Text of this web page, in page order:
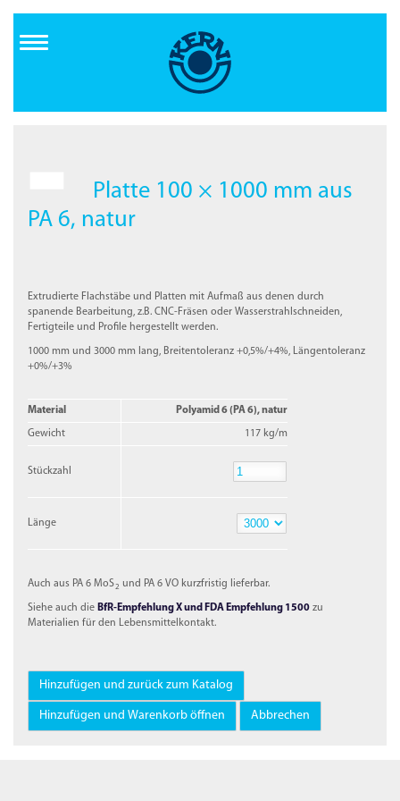
Inhalt
Platte 100 × 1000 mm aus
PA 6, natur
Extrudierte Flachstäbe und Platten mit Aufmaß aus denen durch
spanende Bearbeitung, z.B. CNC-Fräsen oder Wasserstrahlschneiden,
Fertigteile und Profile hergestellt werden.
1000 mm und 3000 mm lang, Breitentoleranz +0,5%/+4%, Längentoleranz
+0%/+3%
Material Polyamid 6 (PA 6), natur
Gewicht 117 kg/m
Stückzahl
Länge
Auch aus PA 6 MoS2 und PA 6 VO kurzfristig lieferbar.
Siehe auch dieBfR-Empfehlung X und FDA Empfehlung 1500 zu
Materialien für den Lebensmittelkontakt.